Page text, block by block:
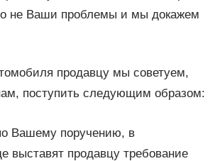
не Ваши проблемы и мы докажем
продавцу мы советуем,
поступить следующим образом:
Вашему поручению, в
выставят продавцу требование